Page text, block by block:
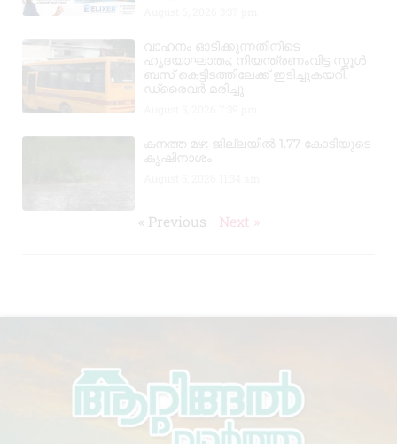
വാഹനം ഓടിക്കുന്നതിനിടെ
ഹൃദയാഘാതം; നിയന്ത്രണംവിട്ട സ്കൂൾ
ബസ് കെട്ടിടത്തിലേക്ക് ഇടിച്ചുകയറി,
ഡ്രൈവർ മരിച്ചു
കനത്ത മഴ: ജില്ലയിൽ 1.77 കോടിയുടെ
കൃഷിനാശം
« Previous Next »